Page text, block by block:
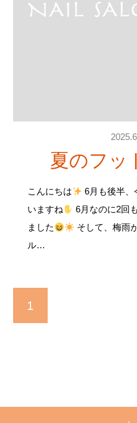
夏のフッ
こんにちは
6月も後半、
いますね
6月なのに2回も
ました
そして、梅雨
ル…
1